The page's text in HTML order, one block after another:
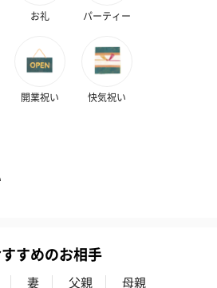
お礼 パーティー
開業祝い 快気祝い
すめのお相手
妻 父親
母親